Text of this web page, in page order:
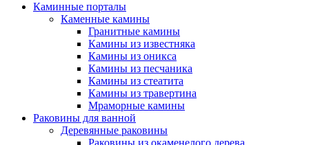
Каминные порталы
Каменные камины
Гранитные камины
Камины из известняка
Камины из оникса
Камины из песчаника
Камины из стеатита
Камины из травертина
Мраморные камины
Раковины для ванной
Деревянные раковины
Раковины из окаменелого дерева